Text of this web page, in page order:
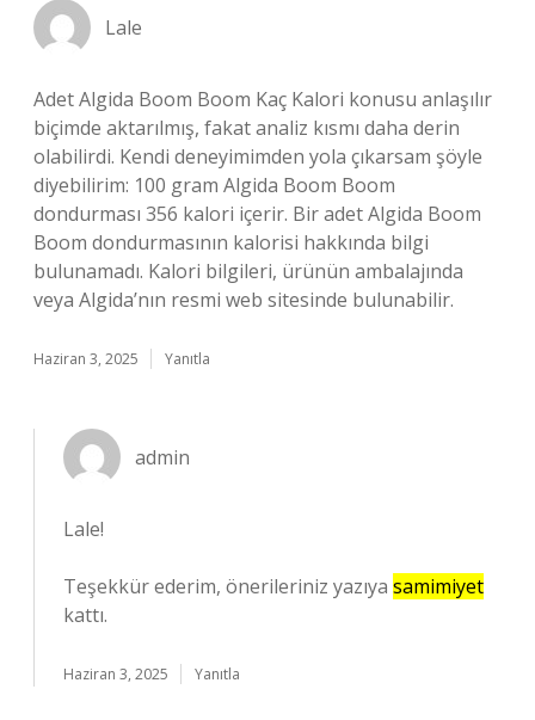
Lale
Adet Algida Boom Boom Kaç Kalori konusu anlaşılır
biçimde aktarılmış, fakat analiz kısmı daha derin
olabilirdi. Kendi deneyimimden yola çıkarsam şöyle
diyebilirim: 100 gram Algida Boom Boom
dondurması 356 kalori içerir. Bir adet Algida Boom
Boom dondurmasının kalorisi hakkında bilgi
bulunamadı. Kalori bilgileri, ürünün ambalajında
veya Algida’nın resmi web sitesinde bulunabilir.
Haziran 3, 2025 Yanıtla
admin
Lale!
Teşekkür ederim, önerileriniz yazıya samimiyet
kattı.
Haziran 3, 2025 Yanıtla